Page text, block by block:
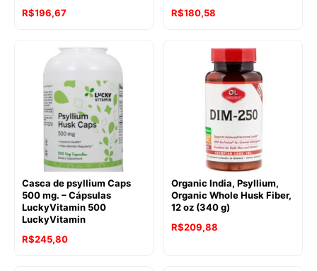
R$196,67
R$180,58
Casca de psyllium Caps
500 mg. – Cápsulas
LuckyVitamin 500
LuckyVitamin
R$245,80
Organic India, Psyllium,
Organic Whole Husk Fiber,
12 oz (340 g)
R$209,88